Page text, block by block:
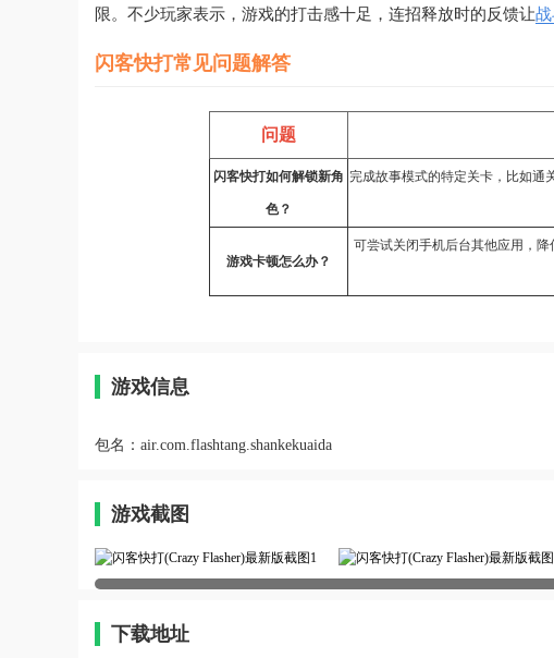
限。不少玩家表示，游戏的打击感十足，连招释放时的反馈让
闪客快打常见问题解答
问题
闪客快打如何解锁新角
色？
完成故事模式的特定关卡，比如通
游戏卡顿怎么办？
可尝试关闭手机后台其他应用，
游戏信息
包名： air.com.flashtang.shankekuaida
游戏截图
下载地址